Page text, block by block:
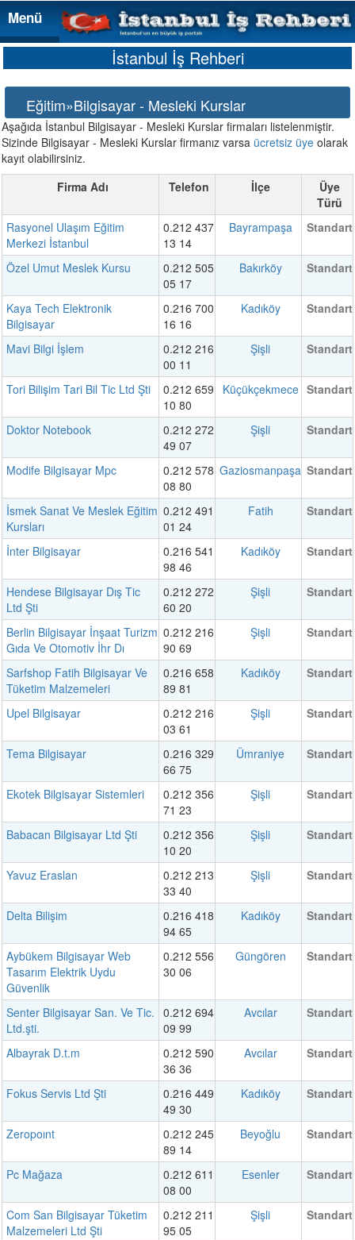
Menü
Menü
İstanbul İş Rehberi
Eğitim»Bilgisayar - Mesleki Kurslar
Aşağıda İstanbul Bilgisayar - Mesleki Kurslar firmaları listelenmiştir.
Sizinde Bilgisayar - Mesleki Kurslar firmanız varsa ücretsiz üye olarak
kayıt olabilirsiniz.
Firma Adı
Telefon İlçe
Üye
Türü
Rasyonel Ulaşım Eğitim
Merkezi İstanbul
0.212 437
13 14
Bayrampaşa Standart
Özel Umut Meslek Kursu
0.212 505
05 17
Bakırköy Standart
Kaya Tech Elektronik
Bilgisayar
0.216 700
16 16
Kadıköy Standart
Mavi Bilgi İşlem
0.212 216
00 11
Şişli Standart
Tori Bilişim Tari Bil Tic Ltd Şti
0.212 659
10 80
Küçükçekmece Standart
Doktor Notebook
0.212 272
49 07
Şişli Standart
Modife Bilgisayar Mpc
0.212 578
08 80
Gaziosmanpaşa Standart
İsmek Sanat Ve Meslek Eğitim
Kursları
0.212 491
01 24
Fatih Standart
İnter Bilgisayar
0.216 541
98 46
Kadıköy Standart
Hendese Bilgisayar Dış Tic
Ltd Şti
0.212 272
60 20
Şişli Standart
Berlin Bilgisayar İnşaat Turizm
Gıda Ve Otomotiv İhr Dı
0.212 216
90 69
Şişli Standart
Sarfshop Fatih Bilgisayar Ve
Tüketim Malzemeleri
0.216 658
89 81
Kadıköy Standart
Upel Bilgisayar
0.212 216
03 61
Şişli Standart
Tema Bilgisayar
0.216 329
66 75
Ümraniye Standart
Ekotek Bilgisayar Sistemleri
0.212 356
71 23
Şişli Standart
Babacan Bilgisayar Ltd Şti
0.212 356
10 20
Şişli Standart
Yavuz Eraslan
0.212 213
33 40
Şişli Standart
Delta Bilişim
0.216 418
94 65
Kadıköy Standart
Aybükem Bilgisayar Web
Tasarım Elektrik Uydu
Güvenlik
0.212 556
30 06
Güngören Standart
Senter Bilgisayar San. Ve Tic.
Ltd.şti.
0.212 694
09 99
Avcılar Standart
Albayrak D.t.m
0.212 590
36 36
Avcılar Standart
Fokus Servis Ltd Şti
0.216 449
49 30
Kadıköy Standart
Zeropoınt
0.212 245
89 14
Beyoğlu Standart
Pc Mağaza
0.212 611
08 00
Esenler Standart
Com San Bilgisayar Tüketim
Malzemeleri Ltd Şti
0.212 211
95 05
Şişli Standart